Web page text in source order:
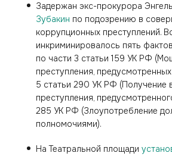
Задержан экс-прокурора
Зубакин по подозрению в
коррупционных преступлений.
инкриминировалось пять
по части 3 статьи 159 УК РФ
преступления,
5 статьи 290 УК РФ (Получение
преступления,
285 УК РФ (Злоупотребление
полномочиями).
На Театральной площади